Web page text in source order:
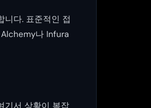
니다. 표준적인 접
나 Infura
기서 상황이 복잡